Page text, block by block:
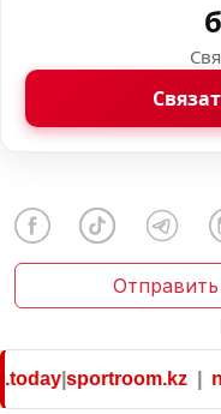
|sportroom.kz|